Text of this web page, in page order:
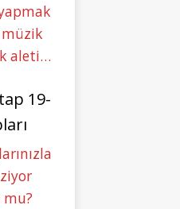
müzik
aleti…
19-